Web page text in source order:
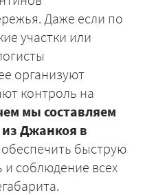
Даже если по
участки или
организуют
контроль на
мы составляем
Джанкоя в
быструю
и соблюдение всех
+7 (499) 520-05-23